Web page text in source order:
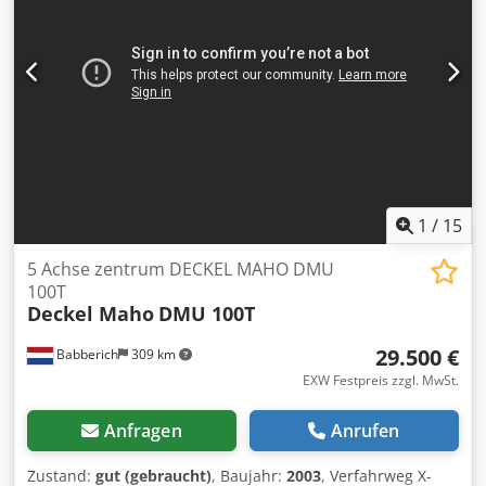
1 / 15
Babberich 309 km
5 Achse zentrum DECKEL MAHO DMU
100T
Deckel Maho DMU 100T
29.500 €
EXW Festpreis zzgl. MwSt.
Anfragen Anrufen
Zustand: gut (gebraucht), Baujahr: 2003, Verfahrweg X-